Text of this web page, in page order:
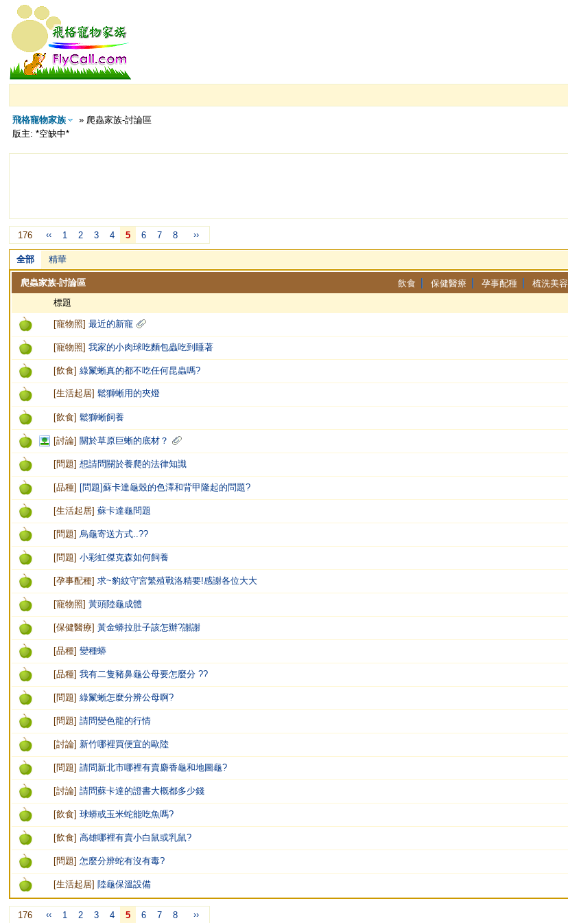
飛格寵物家族
» 爬蟲家族-討論區
版主: *空缺中*
176 ‹‹ 1 2 3 4 5 6 7 8 ››
全部 精華
飲食 保健醫療 孕事配種 梳洗美容
爬蟲家族-討論區
標題
[寵物照] 最近的新寵
[寵物照] 我家的小肉球吃麵包蟲吃到睡著
[飲食] 綠鬣蜥真的都不吃任何昆蟲嗎?
[生活起居] 鬆獅蜥用的夾燈
[飲食] 鬆獅蜥飼養
[討論] 關於草原巨蜥的底材？
[問題] 想請問關於養爬的法律知識
[品種] [問題]蘇卡達龜殼的色澤和背甲隆起的問題?
[生活起居] 蘇卡達龜問題
[問題] 烏龜寄送方式..??
[問題] 小彩虹傑克森如何飼養
[孕事配種] 求~豹紋守宮繁殖戰洛精要!感謝各位大大
[寵物照] 黃頭陸龜成體
[保健醫療] 黃金蟒拉肚子該怎辦?謝謝
[品種] 變種蟒
[品種] 我有二隻豬鼻龜公母要怎麼分 ??
[問題] 綠鬣蜥怎麼分辨公母啊?
[問題] 請問變色龍的行情
[討論] 新竹哪裡買便宜的歐陸
[問題] 請問新北市哪裡有賣麝香龜和地圖龜?
[討論] 請問蘇卡達的證書大概都多少錢
[飲食] 球蟒或玉米蛇能吃魚嗎?
[飲食] 高雄哪裡有賣小白鼠或乳鼠?
[問題] 怎麼分辨蛇有沒有毒?
[生活起居] 陸龜保溫設備
176 ‹‹ 1 2 3 4 5 6 7 8 ››